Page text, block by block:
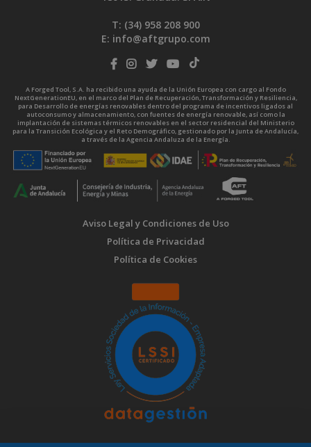
T: (34) 958 208 900
E: info@aftgrupo.com
A Forged Tool, S.A. ha recibido una ayuda de la Unión Europea con cargo al Fondo
NextGenerationEU, en el marco del Plan de Recuperación, Transformación y Resiliencia,
para Desarrollo de energías renovables dentro del programa de incentivos ligados al
autoconsumo y almacenamiento, con fuentes de energía renovable, así como la
implantación de sistemas térmicos renovables en el sector residencial del Ministerio
para la Transición Ecológica y el Reto Demográfico, gestionado por la Junta de Andalucía,
a través de la Agencia Andaluza de la Energía.
Aviso Legal y Condiciones de Uso
Política de Privacidad
Política de Cookies